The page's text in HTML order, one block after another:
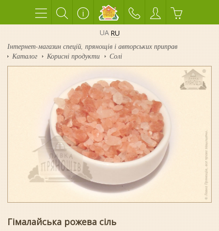
UA RU
Інтернет-магазин спецій, прянощів і авторських приправ
Каталог
Корисні продукти Солі
Гімалайська рожева сіль